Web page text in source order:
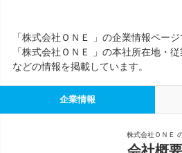
「株式会社ＯＮＥ 」の企業情報ページ
「株式会社ＯＮＥ 」の本社所在地・
などの情報を掲載しています。
企業情報
株式会社ＯＮＥ